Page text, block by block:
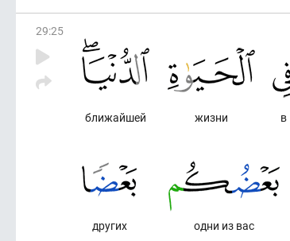
29:25
в
жизни
ближайшей
одни из вас
других